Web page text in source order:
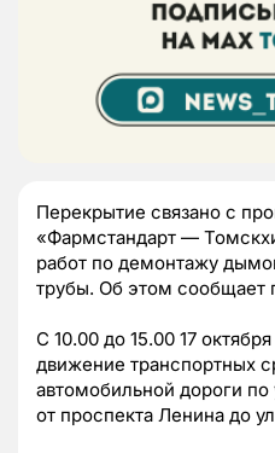
Перекрытие связано с
«Фармстандарт —
работ по демонтажу
трубы. Об этом
С 10.00 до 15.00 17
движение транспортных
автомобильной дороги
от проспекта Ленина до